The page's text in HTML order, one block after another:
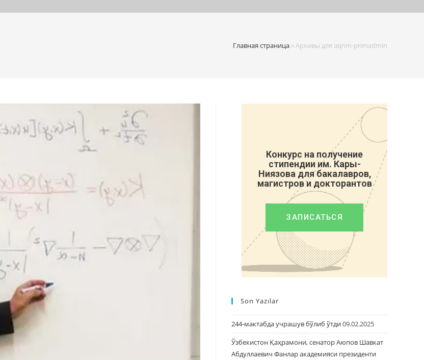
Главная страница »Архивы для aqnm-primadmin
Конкурс на получение
стипендии им. Кары-
Ниязова для бакалавров,
магистров и докторантов
ЗАПИСАТЬСЯ
Son Yazılar
244-мактабда учрашув бўлиб ўтди09.02.2025
Ўзбекистон Қаҳрамони, сенатор Аюпов Шавкат
Абдуллаевич Фанлар академияси президенти